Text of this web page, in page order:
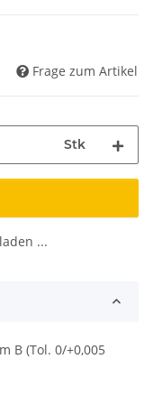
Frage zum Artikel
Stk
...
B (Tol. 0/+0,005